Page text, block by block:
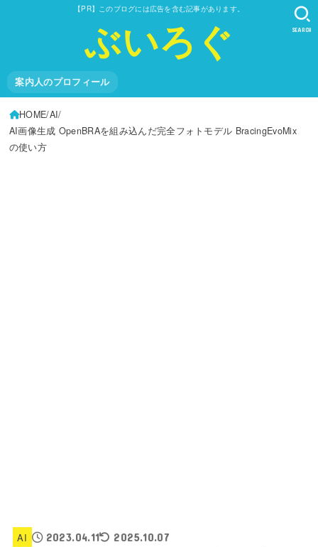
【PR】このブログには広告を含む記事があります。
ぶいろぐ
案内人のプロフィール
SEARCH
HOME AI
AI画像生成 OpenBRAを組み込んだ完全フォトモデル BracingEvoMix
の使い方
AI 2023.04.11 2025.10.07